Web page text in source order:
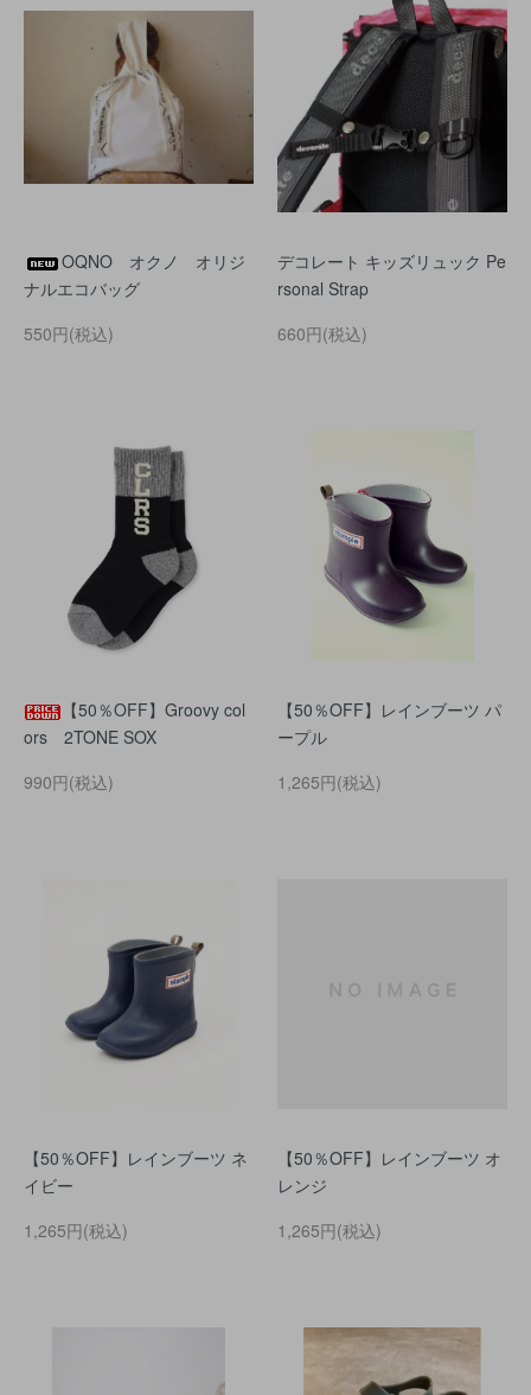
OQNO オクノ オリジ
ナルエコバッグ
550円(税込)
デコレート キッズリュック Pe
rsonal Strap
660円(税込)
【50％OFF】Groovy col
ors 2TONE SOX
990円(税込)
【50％OFF】レインブーツ パ
ープル
1,265円(税込)
【50％OFF】レインブーツ ネ
イビー
1,265円(税込)
【50％OFF】レインブーツ オ
レンジ
1,265円(税込)